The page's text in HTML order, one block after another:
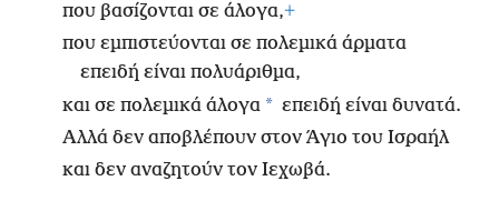
που βασίζονται σε άλογα,+
που εμπιστεύονται σε πολεμικά άρματα
επειδή είναι πολυάριθμα,
και σε πολεμικά άλογα * επειδή είναι δυνατά.
Αλλά δεν αποβλέπουν στον Άγιο του Ισραήλ
και δεν αναζητούν τον Ιεχωβά.